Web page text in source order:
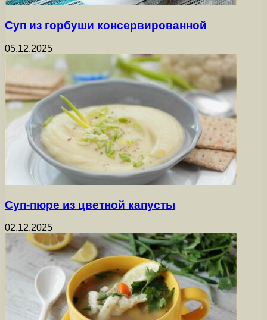
Суп из горбуши консервированной
05.12.2025
Суп-пюре из цветной капусты
02.12.2025